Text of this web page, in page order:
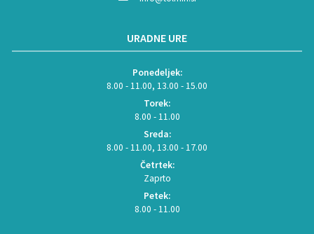
URADNE URE
Ponedeljek:
8.00 - 11.00, 13.00 - 15.00
Torek:
8.00 - 11.00
Sreda:
8.00 - 11.00, 13.00 - 17.00
Četrtek:
Zaprto
Petek:
8.00 - 11.00